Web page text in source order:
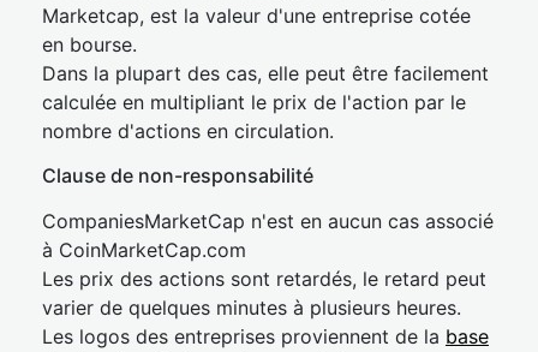
Marketcap, est la valeur d'une entreprise cotée
en bourse.
Dans la plupart des cas, elle peut être facilement
calculée en multipliant le prix de l'action par le
nombre d'actions en circulation.
Clause de non-responsabilité
CompaniesMarketCap n'est en aucun cas associé
à CoinMarketCap.com
Les prix des actions sont retardés, le retard peut
varier de quelques minutes à plusieurs heures.
Les logos des entreprises proviennent de la base